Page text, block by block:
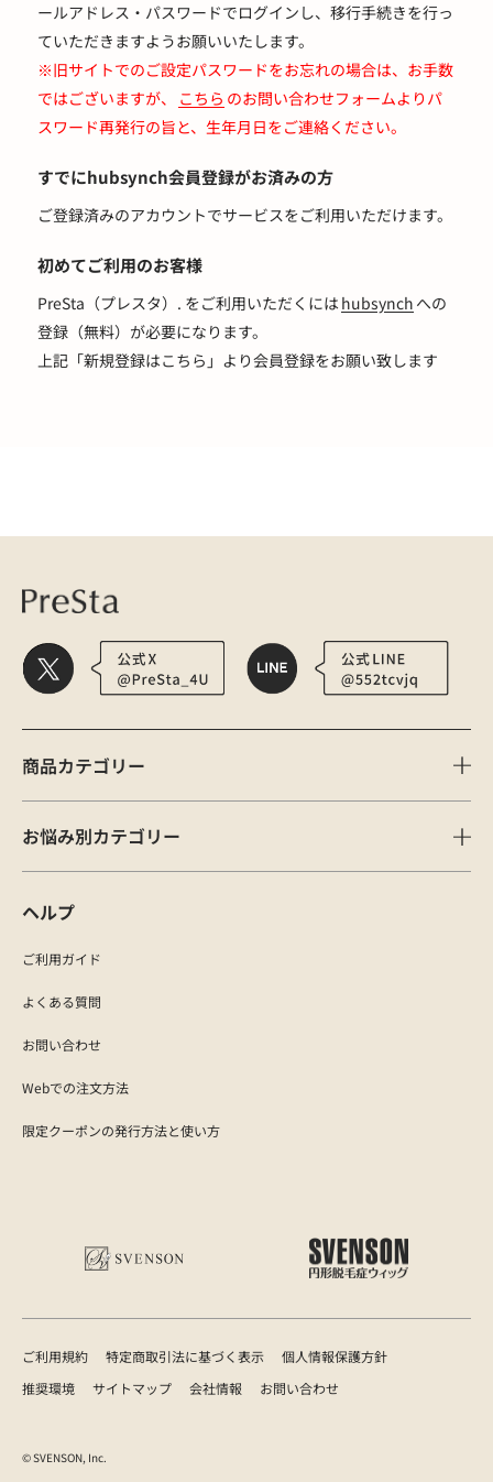
ールアドレス・パスワードでログインし、移行手続きを行っ
ていただきますようお願いいたします。
※旧サイトでのご設定パスワードをお忘れの場合は、お手数
ではございますが、
こちら のお問い合わせフォームよりパ
スワード再発行の旨と、生年月日をご連絡ください。
すでにhubsynch会員登録がお済みの方
ご登録済みのアカウントでサービスをご利用いただけます。
初めてご利用のお客様
PreSta（プレスタ）. をご利用いただくには hubsynch への
登録（無料）が必要になります。
上記「新規登録はこちら」より会員登録をお願い致します
商品カテゴリー
お悩み別カテゴリー
ヘルプ
ご利用ガイド
よくある質問
お問い合わせ
Webでの注文方法
限定クーポンの発行方法と使い方
ご利用規約 特定商取引法に基づく表示
個人情報保護方針
推奨環境
サイトマップ 会社情報 お問い合わせ
© SVENSON, Inc.